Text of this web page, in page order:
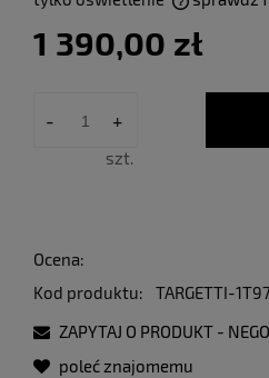
1 390,00 zł
- +
szt.
Ocena:
Kod produktu:
TARGETTI-
ZAPYTAJ O PRODUKT -
poleć znajomemu